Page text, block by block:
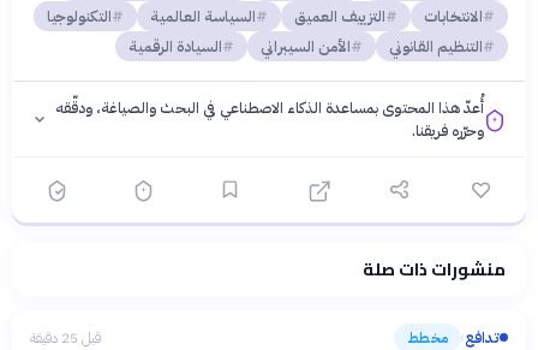
الانتخابات
التزييف العميق السياسة العالمية
التكنولوجيا
التنظيم القانوني
الأمن السيبراني السيادة الرقمية
أُعدّ هذا المحتوى بمساعدة الذكاء الاصطناعي في البحث والصياغة، ودقّقه
وحرّره فريقنا.
فلسفتنا المعرفية· سياسة الذكاء الاصطناعيمنشورات ذات صلة
تدافع› مخطط قبل 25 دقيقة